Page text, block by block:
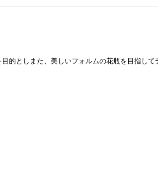
的としまた、美しいフォルムの花瓶を目指して